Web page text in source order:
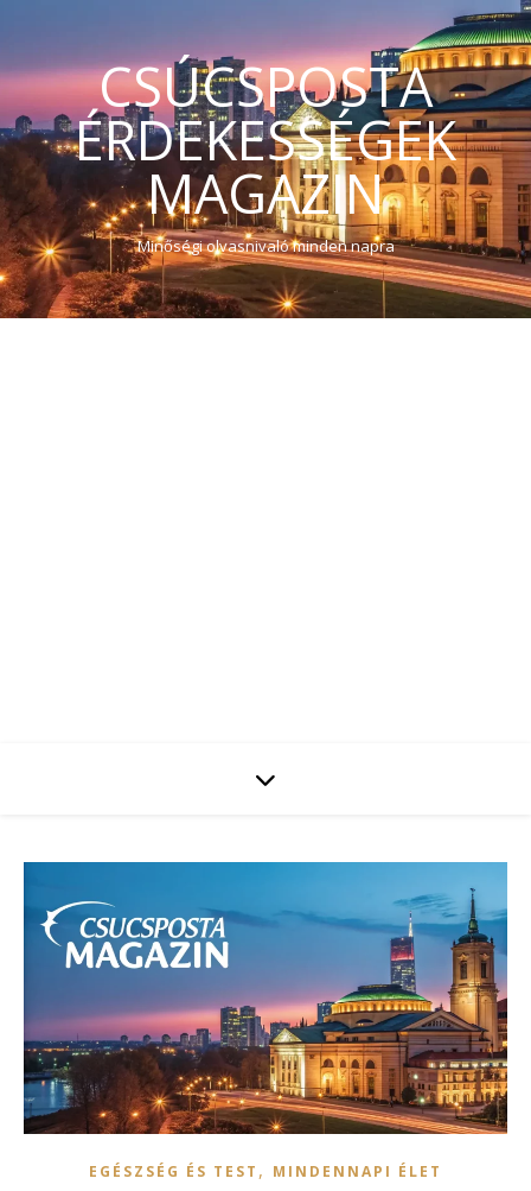
CSÚCSPOSTA
ÉRDEKESSÉGEK
MAGAZIN
Minőségi olvasnivaló minden napra
EGÉSZSÉG ÉS TEST , MINDENNAPI ÉLET